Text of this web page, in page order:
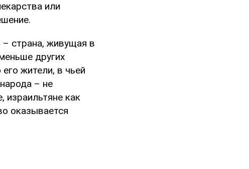
или
– страна, живущая в
других
жители, в чьей
– не
израильтяне как
оказывается